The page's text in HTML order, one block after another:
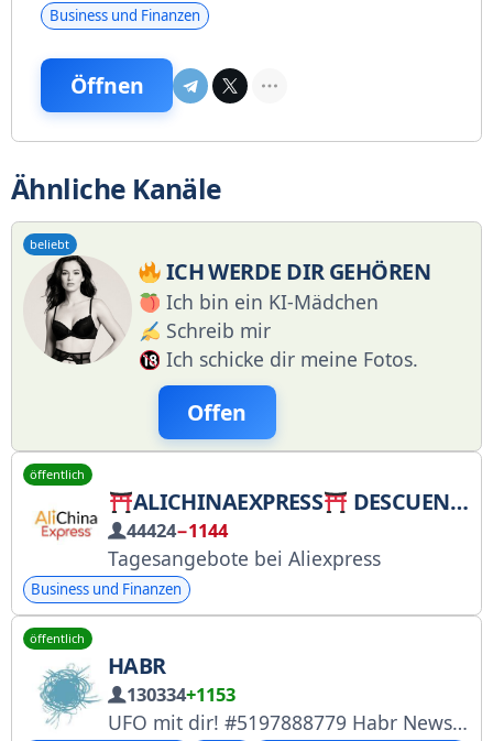
Business und Finanzen
Öffnen
Ähnliche Kanäle
beliebt
ICH WERDE DIR GEHÖREN
Ich bin ein KI-Mädchen
Schreib mir
Ich schicke dir meine Fotos.
Offen
öffentlich
ALICHINAEXPRESS DESCUENTOS Y OFERTAS
44424−1144
Tagesangebote bei Aliexpress
Business und Finanzen
öffentlich
HABR
130334+1153
UFO mit dir! #5197888779 Habr News → https://t.me/habr_com_news Habr Karriere → https://t.me/habr_career Werbung → adv@habr.team